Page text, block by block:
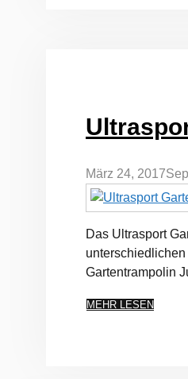
März 24, 2017
Das Ultrasport
Gartentrampolin
MEHR LESEN